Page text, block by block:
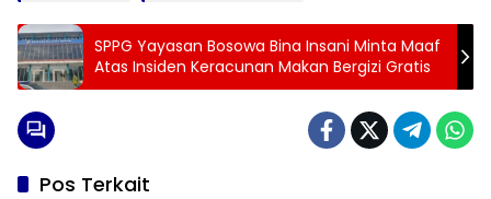
SPPG Yayasan Bosowa Bina Insani Minta Maaf
Atas Insiden Keracunan Makan Bergizi Gratis
Pos Terkait